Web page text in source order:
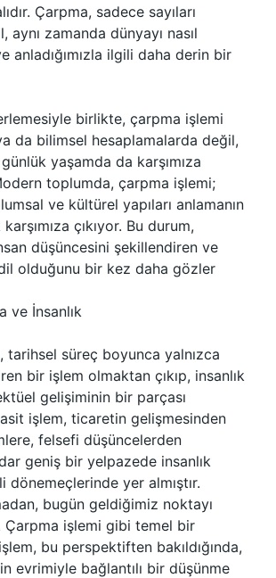
Çarpma, sadece sayıları
zamanda dünyayı nasıl
anladığımızla ilgili daha derin bir
birlikte, çarpma işlemi
da bilimsel hesaplamalarda değil,
yaşamda da karşımıza
toplumda, çarpma işlemi;
ve kültürel yapıları anlamanın
çıkıyor. Bu durum,
düşüncesini şekillendiren ve
olduğunu bir kez daha gözler
ve İnsanlık
tarihsel süreç boyunca yalnızca
bir işlem olmaktan çıkıp, insanlık
gelişiminin bir parçası
işlem, ticaretin gelişmesinden
felsefi düşüncelerden
geniş bir yelpazede insanlık
dönemeçlerinde yer almıştır.
bugün geldiğimiz noktayı
Çarpma işlemi gibi temel bir
bu perspektiften bakıldığında,
evrimiyle bağlantılı bir düşünme